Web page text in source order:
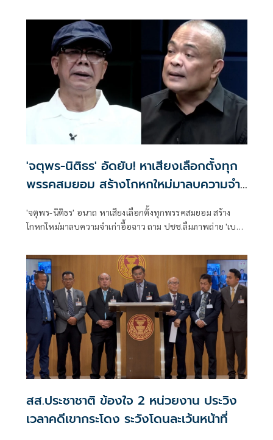
'จตุพร-นิติธร' อัดยับ! หาเสียงเลือกตั้งทุก
พรรคสมยอม สร้างโกหกใหม่มาลบความจำ
'จตุพร-นิติธร' อนาถ หาเสียงเลือกตั้งทุกพรรคสมยอม สร้าง
โกหกใหม่มาลบความจำเก่าอื้อฉาว ถาม ปชช.ลืมภาพถ่าย 'เบน
เอ็น -ที่ดินรถไฟ-แก๊งสแกมเมอร์' ไม่ได้หรืออย่างไร ซัดนักการ
เมืองพวกนี้ยังหาเสียงวนกลับมาปกครองบ้านเมือง
สส.ประชาชาติ ข้องใจ 2 หน่วยงาน ประวิง
เวลาคดีเขากระโดง ระวังโดนละเว้นหน้าที่